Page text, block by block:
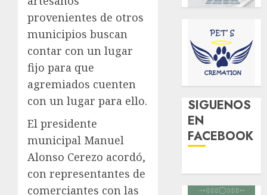
provenientes de otros
municipios buscan
contar con un lugar
fijo para que
agremiados cuenten
con un lugar para ello.
El presidente
municipal Manuel
Alonso Cerezo acordó,
con representantes de
comerciantes con las
SIGUENOS
EN
FACEBOOK